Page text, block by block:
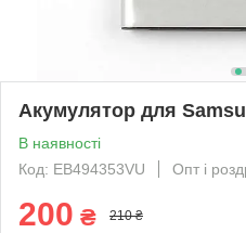
Акумулятор для
В наявності
Код: EB494353VU
Опт і
200 ₴ 210 ₴